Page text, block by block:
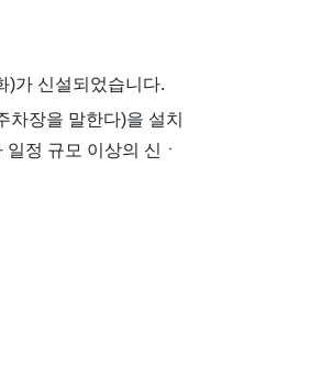
)가 신설되었습니다.
장을 말한다)을 설치
정 규모 이상의 신ㆍ